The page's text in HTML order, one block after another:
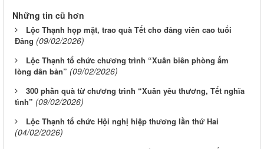
Những tin cũ hơn
Lộc Thạnh họp mặt, trao quà Tết cho đảng viên cao tuổi
Đảng (09/02/2026)
Lộc Thạnh tổ chức chương trình “Xuân biên phòng ấm
lòng dân bản” (09/02/2026)
300 phần quà từ chương trình “Xuân yêu thương, Tết nghĩa
tình” (09/02/2026)
Lộc Thạnh tổ chức Hội nghị hiệp thương lần thứ Hai
(04/02/2026)